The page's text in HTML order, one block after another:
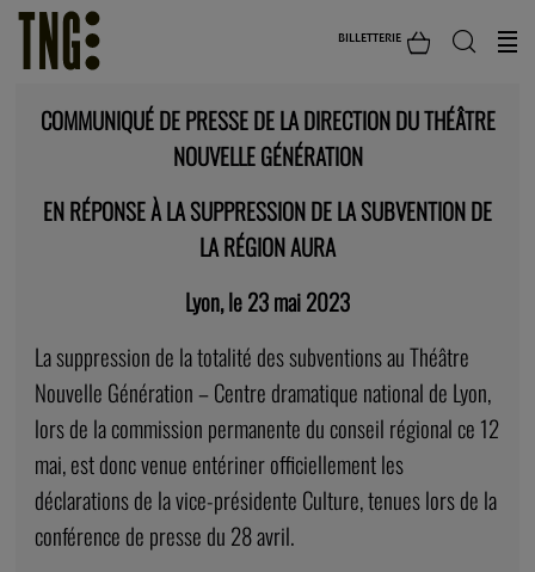
BILLETTERIE
COMMUNIQUÉ DE PRESSE DE LA DIRECTION DU THÉÂTRE
NOUVELLE GÉNÉRATION
EN RÉPONSE À LA SUPPRESSION DE LA SUBVENTION DE
LA RÉGION AURA
Lyon, le 23 mai 2023
La suppression de la totalité des subventions au Théâtre
Nouvelle Génération – Centre dramatique national de Lyon,
lors de la commission permanente du conseil régional ce 12
mai, est donc venue entériner officiellement les
déclarations de la vice-présidente Culture, tenues lors de la
conférence de presse du 28 avril.